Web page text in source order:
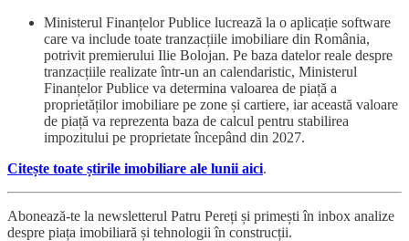
Ministerul Finanțelor Publice lucrează la o aplicație software
care va include toate tranzacțiile imobiliare din România,
potrivit premierului Ilie Bolojan. Pe baza datelor reale despre
tranzacțiile realizate într-un an calendaristic, Ministerul
Finanțelor Publice va determina valoarea de piață a
proprietăților imobiliare pe zone și cartiere, iar această valoare
de piață va reprezenta baza de calcul pentru stabilirea
impozitului pe proprietate începând din 2027.
Citește toate știrile imobiliare ale lunii aici.
Abonează-te la newsletterul Patru Pereți și primești în inbox analize
despre piața imobiliară și tehnologii în construcții.